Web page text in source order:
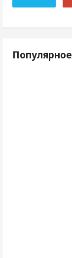
Популярное